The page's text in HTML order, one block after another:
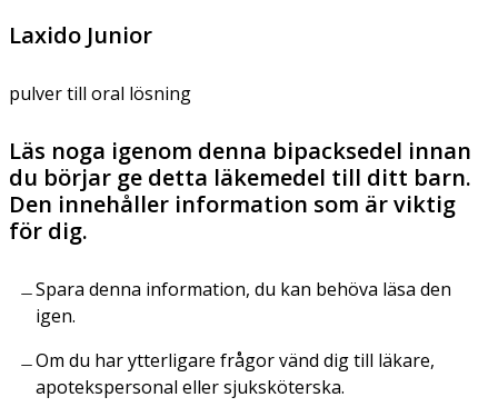
Laxido Junior
pulver till oral lösning
Läs noga igenom denna bipacksedel innan
du börjar ge detta läkemedel till ditt barn.
Den innehåller information som är viktig
för dig.
Spara denna information, du kan behöva läsa den
igen.
Om du har ytterligare frågor vänd dig till läkare,
apotekspersonal eller sjuksköterska.